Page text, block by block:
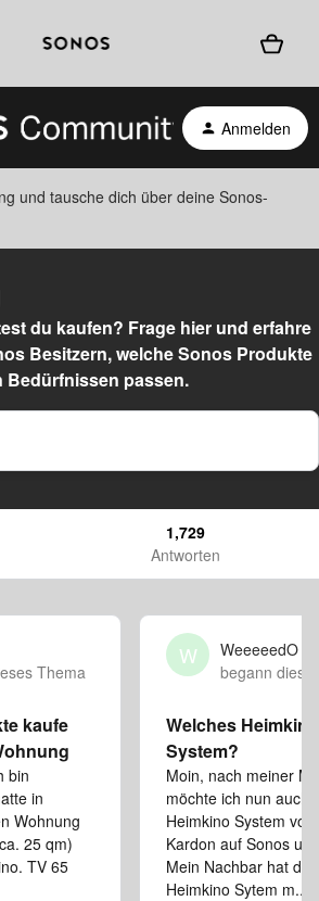
Anmelden
und tausche dich über deine Sonos-
du kaufen? Frage hier und erfahre
Besitzern, welche Sonos Produkte
Bedürfnissen passen.
1,729
Antworten
Thema
kaufe
bin
in
Wohnung
25 qm)
TV 65
W
WeeeeedO
begann
Welches Heimkino
System?
Moin, nach meiner
möchte ich nun auch
Heimkino System
Kardon auf Sonos
Mein Nachbar hat das
Heimkino Sytem m...